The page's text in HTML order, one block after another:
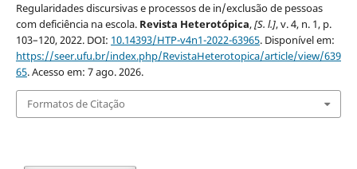
Regularidades discursivas e processos de in/exclusão de pessoas
com deficiência na escola. Revista Heterotópica,[S. l.], v. 4, n. 1, p.
103–120, 2022. DOI: 10.14393/HTP-v4n1-2022-63965. Disponível em:
https://seer.ufu.br/index.php/RevistaHeterotopica/article/view/639
65. Acesso em: 7 ago. 2026.
Formatos de Citação